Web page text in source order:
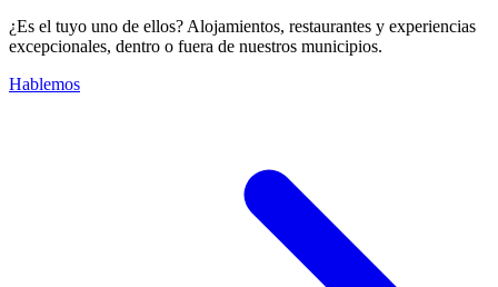
¿Es el tuyo uno de ellos? Alojamientos, restaurantes y experiencias
excepcionales, dentro o fuera de nuestros municipios.
Hablemos